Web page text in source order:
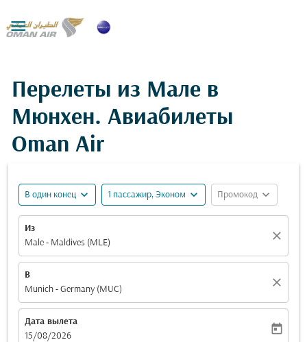

Перелеты из Мале в
Мюнхен. Авиабилеты
Oman Air
В один конец expand_more 1 пассажир, Эконом expand_more Промокод expand_more
Из
Male - Maldives (MLE)
close
В
Munich - Germany (MUC)
close
Дата вылета
fc-booking-departure-date-aria-label
15/08/2026
today